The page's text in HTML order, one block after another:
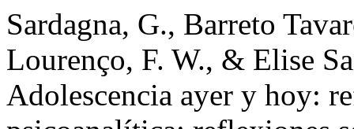
Sardagna, G., Barreto
Lourenço, F. W., & Elise
Adolescencia ayer y hoy: